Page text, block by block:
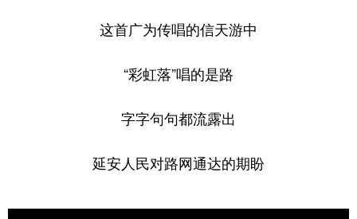
这首广为传唱的信天游中
“彩虹落”唱的是路
字字句句都流露出
延安人民对路网通达的期盼